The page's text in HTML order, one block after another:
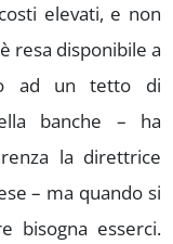
elevati, e non
è resa disponibile a
ad un tetto di
banche – ha
la direttrice
– ma quando si
bisogna esserci.